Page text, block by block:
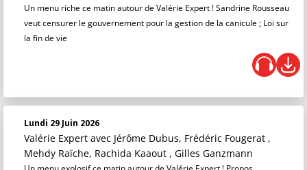
Un menu riche ce matin autour de Valérie Expert ! Sandrine Rousseau
veut censurer le gouvernement pour la gestion de la canicule ; Loi sur
la fin de vie
Lundi 29 Juin 2026
Valérie Expert avec Jérôme Dubus, Frédéric Fougerat ,
Mehdy Raïche, Rachida Kaaout , Gilles Ganzmann